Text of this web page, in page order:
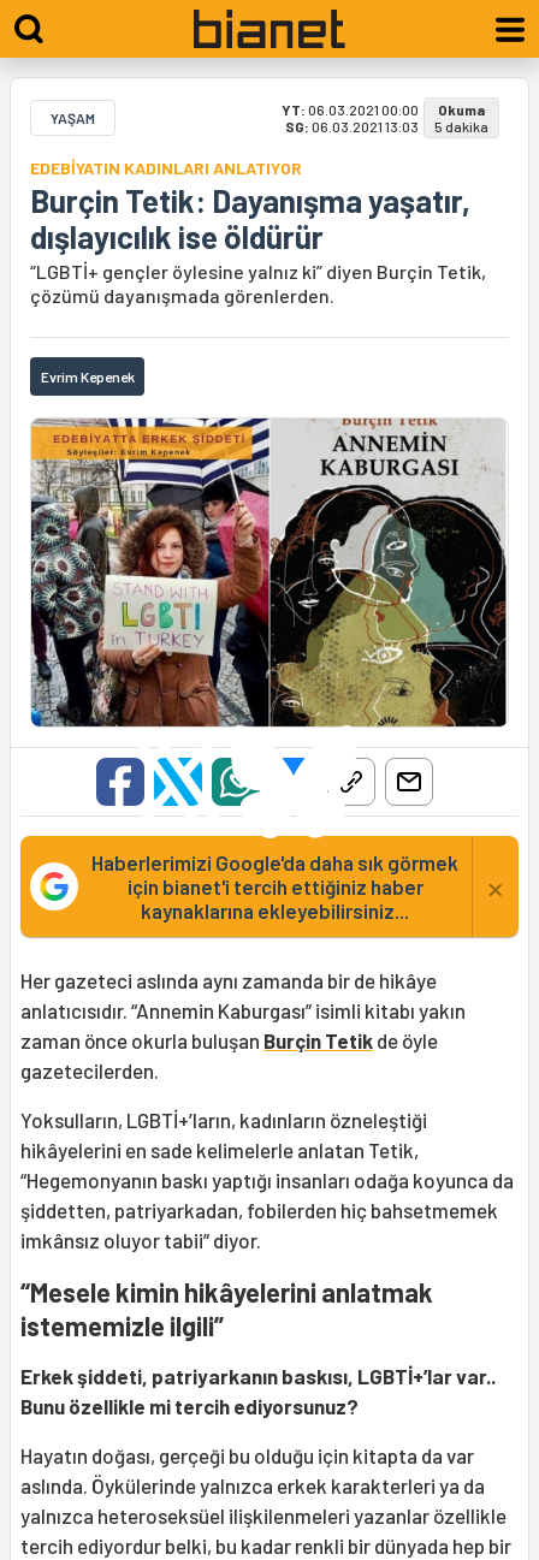
YAŞAM YT: 06.03.2021 00:00
SG: 06.03.2021 13:03
Okuma
5 dakika
EDEBİYATIN KADINLARI ANLATIYOR
Burçin Tetik: Dayanışma yaşatır,
dışlayıcılık ise öldürür
“LGBTİ+ gençler öylesine yalnız ki” diyen Burçin Tetik,
çözümü dayanışmada görenlerden.
Evrim Kepenek
Haberlerimizi Google'da daha sık görmek
için bianet'i tercih ettiğiniz haber
kaynaklarına ekleyebilirsiniz...
×
Her gazeteci aslında aynı zamanda bir de hikâye
anlatıcısıdır. “Annemin Kaburgası” isimli kitabı yakın
zaman önce okurla buluşan Burçin Tetik de öyle
gazetecilerden.
Yoksulların, LGBTİ+’ların, kadınların özneleştiği
hikâyelerini en sade kelimelerle anlatan Tetik,
“Hegemonyanın baskı yaptığı insanları odağa koyunca da
şiddetten, patriyarkadan, fobilerden hiç bahsetmemek
imkânsız oluyor tabii” diyor.
“Mesele kimin hikâyelerini anlatmak
istememizle ilgili”
Erkek şiddeti, patriyarkanın baskısı, LGBTİ+’lar var..
Bunu özellikle mi tercih ediyorsunuz?
Hayatın doğası, gerçeği bu olduğu için kitapta da var
aslında. Öykülerinde yalnızca erkek karakterleri ya da
yalnızca heteroseksüel ilişkilenmeleri yazanlar özellikle
tercih ediyordur belki, bu kadar renkli bir dünyada hep bir